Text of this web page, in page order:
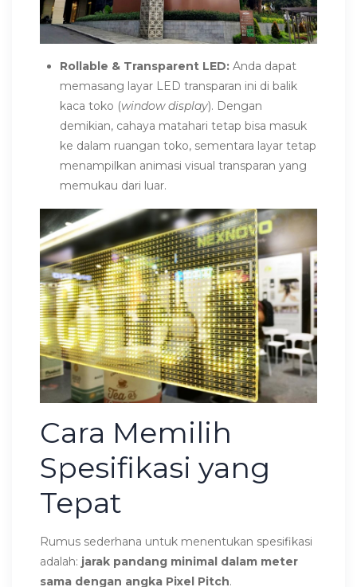
Rollable & Transparent LED: Anda dapat
memasang layar LED transparan ini di balik
kaca toko (window display). Dengan
demikian, cahaya matahari tetap bisa masuk
ke dalam ruangan toko, sementara layar tetap
menampilkan animasi visual transparan yang
memukau dari luar.
Cara Memilih
Spesifikasi yang
Tepat
Rumus sederhana untuk menentukan spesifikasi
adalah: jarak pandang minimal dalam meter
sama dengan angka Pixel Pitch.